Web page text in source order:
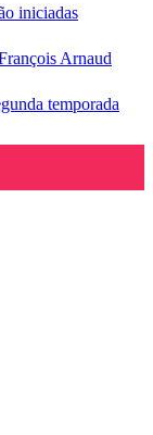
iniciadas
Arnaud
temporada